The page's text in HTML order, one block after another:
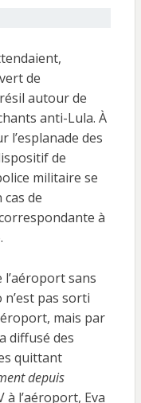
de
autour de
anti-Lula. À
l’esplanade des
de
militaire se
de
à
sans
n’est pas sorti
mais par
diffusé des
quittant
depuis
à l’aéroport, Eva